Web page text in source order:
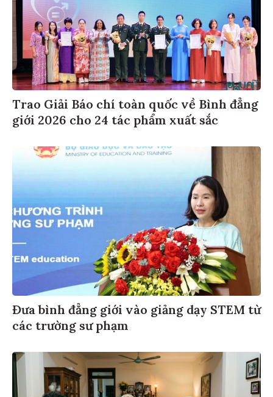
Trao Giải Báo chí toàn quốc về Bình đẳng
giới 2026 cho 24 tác phẩm xuất sắc
Đưa bình đẳng giới vào giảng dạy STEM từ
các trường sư phạm